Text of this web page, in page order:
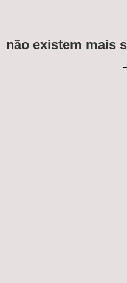
não existem mais